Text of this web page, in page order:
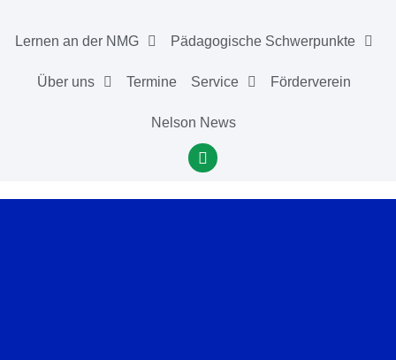
Lernen an der NMG Pädagogische Schwerpunkte
Über uns Termine Service Förderverein
Nelson News